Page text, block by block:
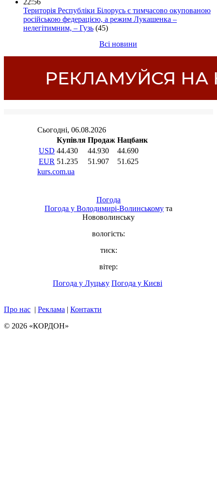
22:56
Територія Республіки Білорусь є тимчасово окупованою
російською федерацією, а режим Лукашенка –
нелегітимним, – Гузь (45)
Всі новини
Погода
Погода у Володимирі-Волинському та
Нововолинську
вологість:
тиск:
вітер:
Погода у Луцьку Погода у Києві
Про нас | Реклама | Контакти
© 2026 «КОРДОН»